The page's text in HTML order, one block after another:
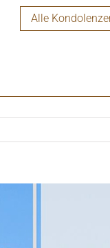
15). Sei
24:15).
Alle